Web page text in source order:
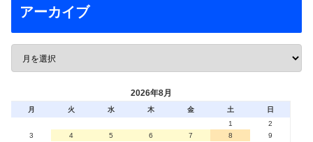
アーカイブ
2026年8月
月 火 水 木 金 土
日
1
2
3
4 5 6 7 8
9